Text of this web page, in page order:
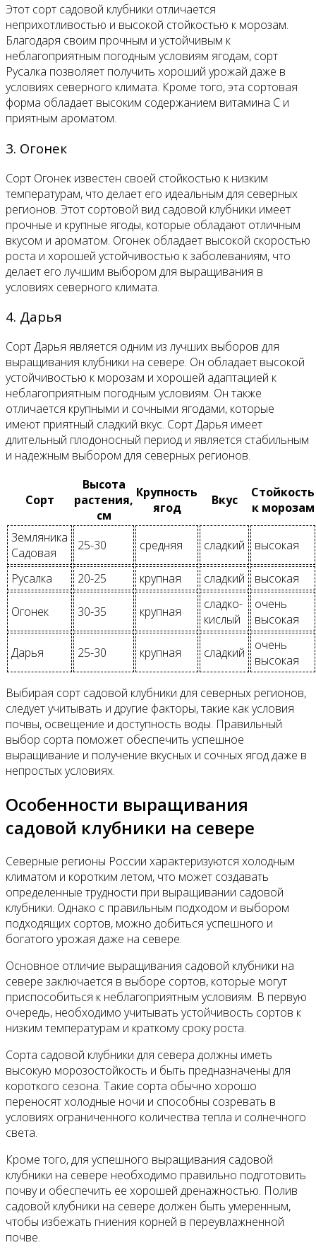
Этот сорт садовой клубники отличается
неприхотливостью и высокой стойкостью к морозам.
Благодаря своим прочным и устойчивым к
неблагоприятным погодным условиям ягодам, сорт
Русалка позволяет получить хороший урожай даже в
условиях северного климата. Кроме того, эта сортовая
форма обладает высоким содержанием витамина С и
приятным ароматом.
3. Огонек
Сорт Огонек известен своей стойкостью к низким
температурам, что делает его идеальным для северных
регионов. Этот сортовой вид садовой клубники имеет
прочные и крупные ягоды, которые обладают отличным
вкусом и ароматом. Огонек обладает высокой скоростью
роста и хорошей устойчивостью к заболеваниям, что
делает его лучшим выбором для выращивания в
условиях северного климата.
4. Дарья
Сорт Дарья является одним из лучших выборов для
выращивания клубники на севере. Он обладает высокой
устойчивостью к морозам и хорошей адаптацией к
неблагоприятным погодным условиям. Он также
отличается крупными и сочными ягодами, которые
имеют приятный сладкий вкус. Сорт Дарья имеет
длительный плодоносный период и является стабильным
и надежным выбором для северных регионов.
Сорт
Высота
растения,
см
Крупность
ягод
Вкус
Стойкость
к морозам
Земляника
Садовая
25-30 средняя сладкий высокая
Русалка 20-25 крупная сладкий высокая
Огонек 30-35 крупная
сладко-
кислый
очень
высокая
Дарья 25-30 крупная сладкий
очень
высокая
Выбирая сорт садовой клубники для северных регионов,
следует учитывать и другие факторы, такие как условия
почвы, освещение и доступность воды. Правильный
выбор сорта поможет обеспечить успешное
выращивание и получение вкусных и сочных ягод даже в
непростых условиях.
Особенности выращивания
садовой клубники на севере
Северные регионы России характеризуются холодным
климатом и коротким летом, что может создавать
определенные трудности при выращивании садовой
клубники. Однако с правильным подходом и выбором
подходящих сортов, можно добиться успешного и
богатого урожая даже на севере.
Основное отличие выращивания садовой клубники на
севере заключается в выборе сортов, которые могут
приспособиться к неблагоприятным условиям. В первую
очередь, необходимо учитывать устойчивость сортов к
низким температурам и краткому сроку роста.
Сорта садовой клубники для севера должны иметь
высокую морозостойкость и быть предназначены для
короткого сезона. Такие сорта обычно хорошо
переносят холодные ночи и способны созревать в
условиях ограниченного количества тепла и солнечного
света.
Кроме того, для успешного выращивания садовой
клубники на севере необходимо правильно подготовить
почву и обеспечить ее хорошей дренажностью. Полив
садовой клубники на севере должен быть умеренным,
чтобы избежать гниения корней в переувлажненной
почве.